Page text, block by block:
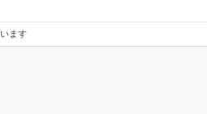
ます